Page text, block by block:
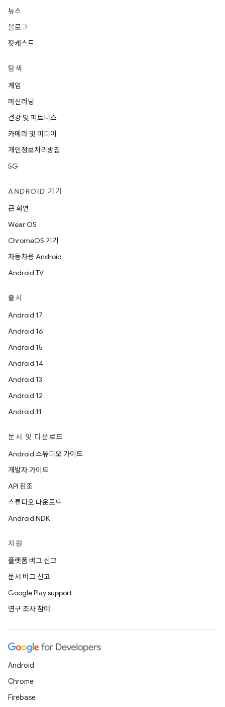
뉴스
블로그
팟캐스트
탐색
게임
머신러닝
건강 및 피트니스
카메라 및 미디어
개인정보처리방침
5G
ANDROID 기기
큰 화면
Wear OS
ChromeOS 기기
자동차용 Android
Android TV
출시
Android 17
Android 16
Android 15
Android 14
Android 13
Android 12
Android 11
문서 및 다운로드
Android 스튜디오 가이드
개발자 가이드
API 참조
스튜디오 다운로드
Android NDK
지원
플랫폼 버그 신고
문서 버그 신고
Google Play support
연구 조사 참여
Android
Chrome
Firebase